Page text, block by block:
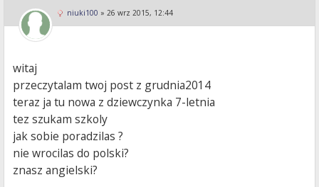
niuki100 » 26 wrz 2015, 12:44
witaj
przeczytalam twoj post z grudnia2014
teraz ja tu nowa z dziewczynka 7-letnia
tez szukam szkoly
jak sobie poradzilas ?
nie wrocilas do polski?
znasz angielski?